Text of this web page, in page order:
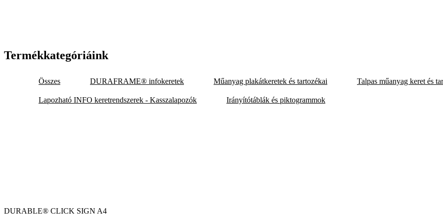
Termékkategóriáink
Összes DURAFRAME® infokeretek Műanyag plakátkeretek és tartozékai Talpas műanyag keret és
Lapozható INFO keretrendszerek - Kasszalapozók Irányítótáblák és piktogrammok
DURABLE® CLICK SIGN A4